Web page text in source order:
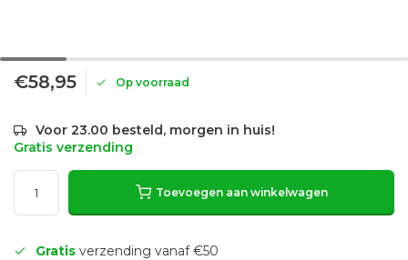
€58,95 Op voorraad
Voor 23.00 besteld, morgen in huis!
Gratis verzending
Toevoegen aan winkelwagen
Gratis verzending vanaf €50